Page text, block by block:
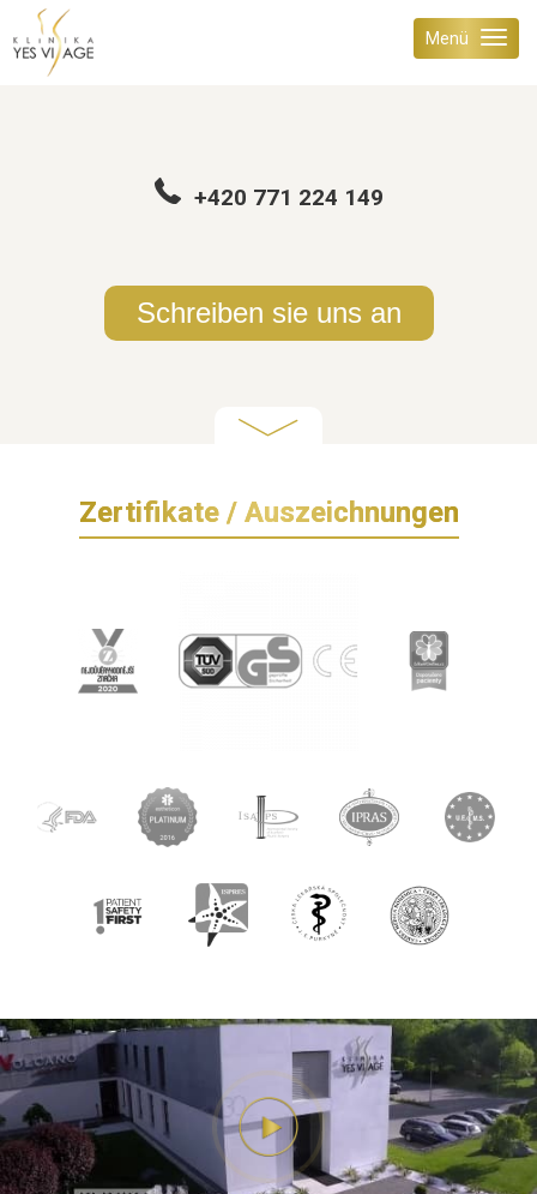
Menü
+420 771 224 149
Schreiben sie uns an
Zertifikate / Auszeichnungen